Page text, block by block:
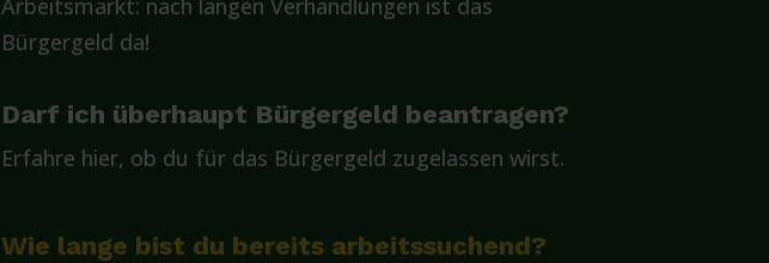
Arbeitsmarkt: nach langen Verhandlungen ist das
Bürgergeld da!
Darf ich überhaupt Bürgergeld beantragen?
Erfahre hier, ob du für das Bürgergeld zugelassen wirst.
Wie lange bist du bereits arbeitssuchend?